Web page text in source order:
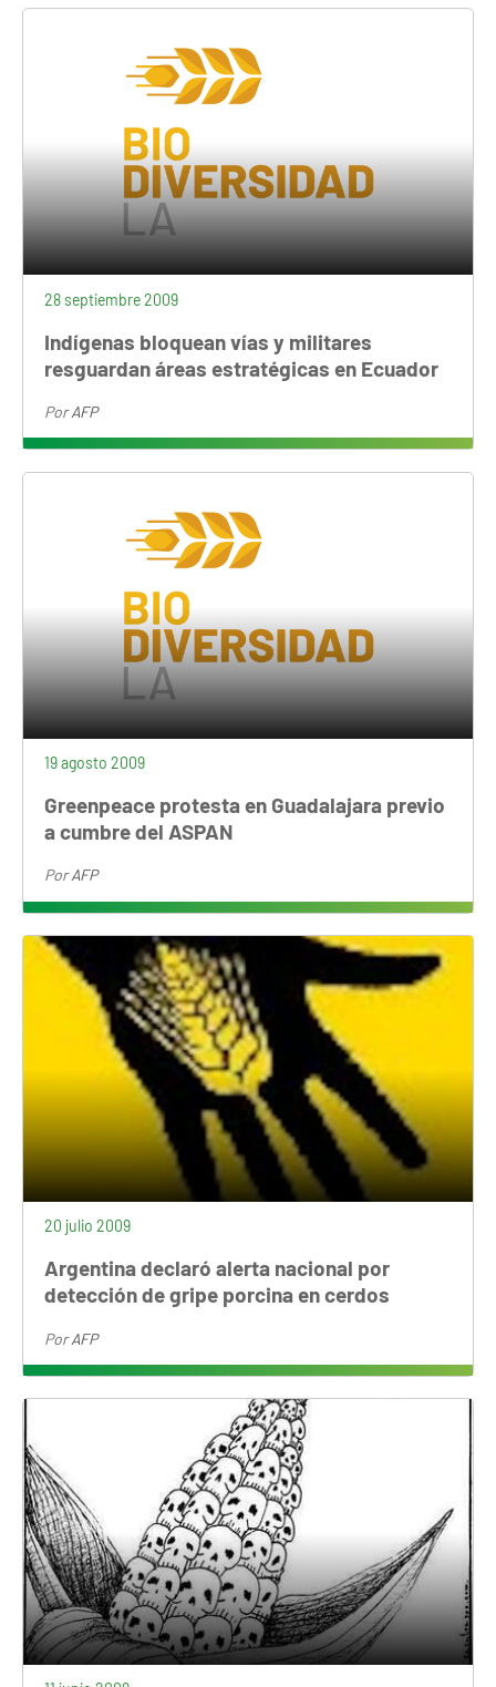
28 septiembre 2009
Indígenas bloquean vías y militares
resguardan áreas estratégicas en Ecuador
PorAFP
19 agosto 2009
Greenpeace protesta en Guadalajara previo
a cumbre del ASPAN
PorAFP
20 julio 2009
Argentina declaró alerta nacional por
detección de gripe porcina en cerdos
PorAFP